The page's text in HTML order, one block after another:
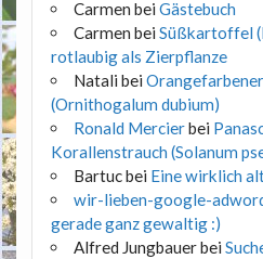
Carmen beiGästebuch
Carmen beiSüßkartoffel
rotlaubig als Zierpflanze
Natalibei
(Ornithogalum dubium)
Ronald Mercierbei
Korallenstrauch (Solanum
Bartucbei Eine wirklich
wir-lieben-google-
gerade ganz gewaltig :)
Alfred Jungbauerbei